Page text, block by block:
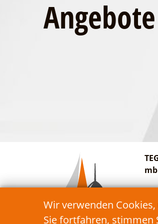
Wir verwenden
Sie fortfahren, stimmen
Angebote